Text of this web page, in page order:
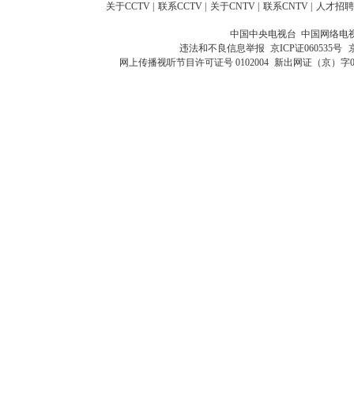
关于CCTV 联系CCTV 关于CNTV 联系CNTV 人才招聘
中国中央电视台 中国网络电
违法和不良信息举报 京ICP证060535号
网上传播视听节目许可证号 0102004 新出网证（京）